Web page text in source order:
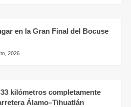
en la Gran Final del Bocuse
2026
kilómetros completamente
Álamo–Tihuatlán